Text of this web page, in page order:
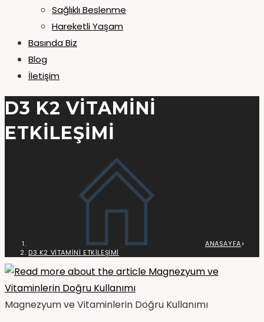
Sağlıklı Beslenme
Hareketli Yaşam
Basında Biz
Blog
İletişim
D3 K2 VITAMINI
ETKILEŞIMI
ANASAYFA>
D3 K2 VITAMINI ETKILEŞIMI
Magnezyum ve Vitaminlerin Doğru Kullanımı